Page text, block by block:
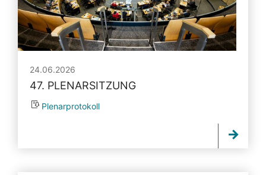
24.06.2026
47. PLENARSITZUNG
Plenarprotokoll